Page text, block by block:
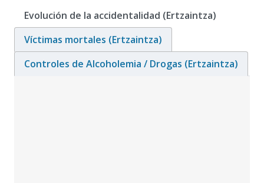
Ir a contenido
Evolución de la accidentalidad (Ertzaintza)
Víctimas mortales (Ertzaintza)
Controles de Alcoholemia / Drogas (Ertzaintza)